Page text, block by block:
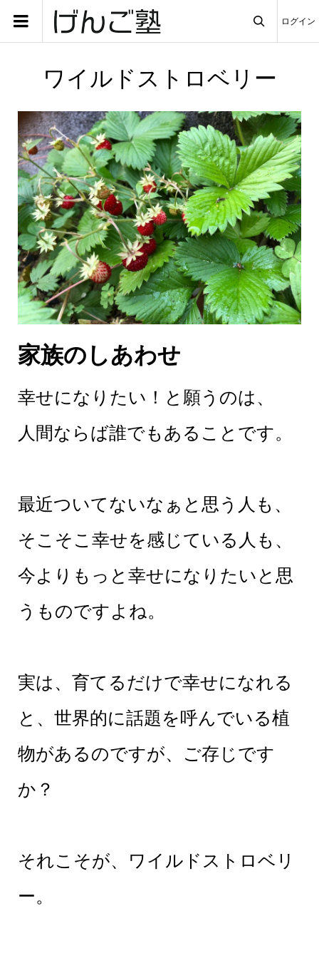
ログイン
ワイルドストロベリー
家族のしあわせ
幸せになりたい！と願うのは、
人間ならば誰でもあることです。
最近ついてないなぁと思う人も、
そこそこ幸せを感じている人も、
今よりもっと幸せになりたいと思
うものですよね。
実は、育てるだけで幸せになれる
と、世界的に話題を呼んでいる植
物があるのですが、ご存じです
か？
それこそが、ワイルドストロベリ
ー。